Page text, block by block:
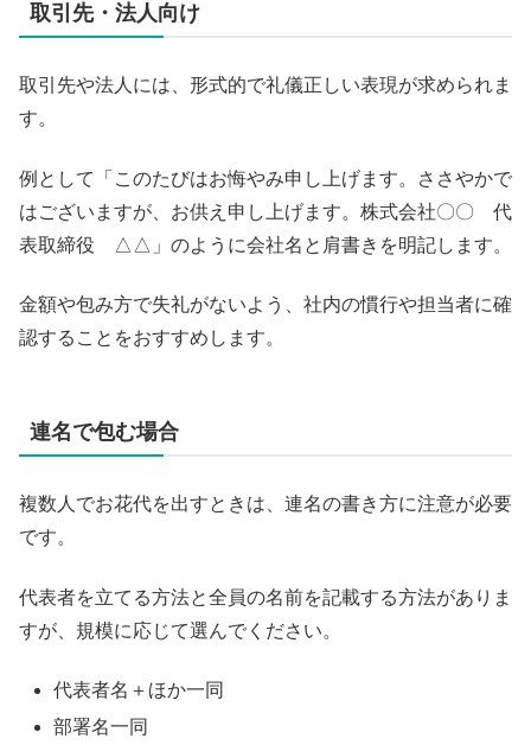
取引先・法人向け
取引先や法人には、形式的で礼儀正しい表現が求められま
す。
例として「このたびはお悔やみ申し上げます。ささやかで
はございますが、お供え申し上げます。株式会社〇〇 代
表取締役 △△」のように会社名と肩書きを明記します。
金額や包み方で失礼がないよう、社内の慣行や担当者に確
認することをおすすめします。
連名で包む場合
複数人でお花代を出すときは、連名の書き方に注意が必要
です。
代表者を立てる方法と全員の名前を記載する方法がありま
すが、規模に応じて選んでください。
代表者名＋ほか一同
部署名一同